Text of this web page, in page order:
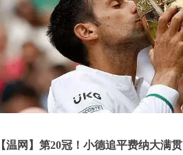
【温网】第20冠！小德追平费纳大满贯